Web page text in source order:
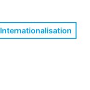
Internationalisation